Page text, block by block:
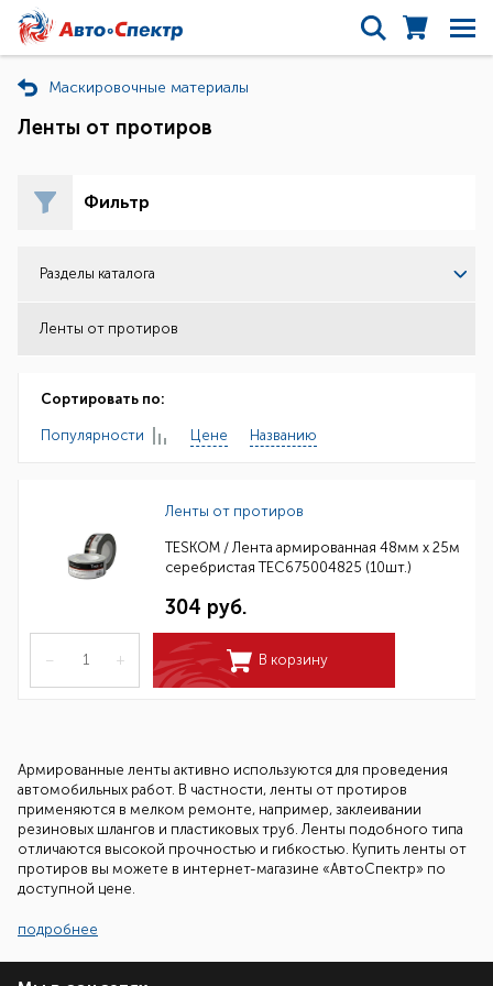
Маскировочные материалы
Ленты от протиров
Фильтр
Разделы каталога
Ленты от протиров
Сортировать по:
Популярности Цене Названию
Ленты от протиров
TESKOM / Лента армированная 48мм х 25м
серебристая TEC675004825 (10шт.)
304 руб.
– + В корзину
Армированные ленты активно используются для проведения
автомобильных работ. В частности, ленты от протиров
применяются в мелком ремонте, например, заклеивании
резиновых шлангов и пластиковых труб. Ленты подобного типа
отличаются высокой прочностью и гибкостью. Купить ленты от
протиров вы можете в интернет-магазине «АвтоСпектр» по
доступной цене.
Преимущества армированной ленты в ремонте
подробнее